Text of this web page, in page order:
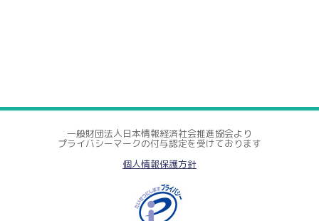
一般財団法人日本情報経済社会推進協会より
プライバシーマークの付与認定を受けております
個人情報保護方針